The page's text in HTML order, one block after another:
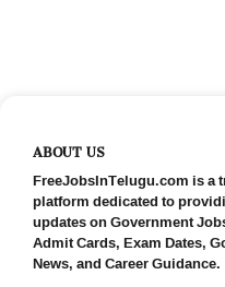
ABOUT US
FreeJobsInTelugu.com is
platform dedicated to
updates on Government
Admit Cards, Exam Dates,
News, and Career Guidance.